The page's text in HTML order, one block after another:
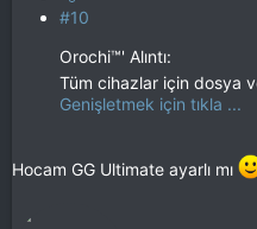
#10
Orochi™' Alıntı:
Tüm cihazlar için dosya
Genişletmek için tıkla ...
Hocam GG Ultimate ayarlı mı